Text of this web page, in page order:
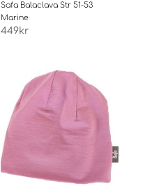
Safa Balaclava Str 51-53
Marine
449kr